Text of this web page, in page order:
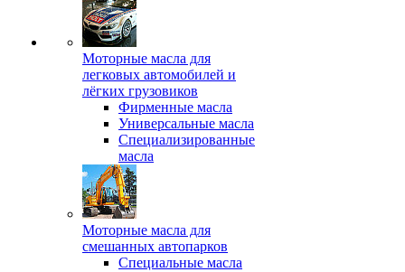
Моторные масла для
легковых автомобилей и
лёгких грузовиков
Фирменные масла
Универсальные масла
Специализированные
масла
Моторные масла для
смешанных автопарков
Специальные масла